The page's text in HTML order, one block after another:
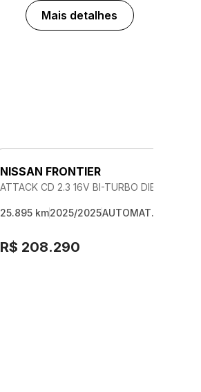
Mais detalhes
NISSAN FRONTIER
25.895 km2025/2025AUTOMAT.
R$ 208.290